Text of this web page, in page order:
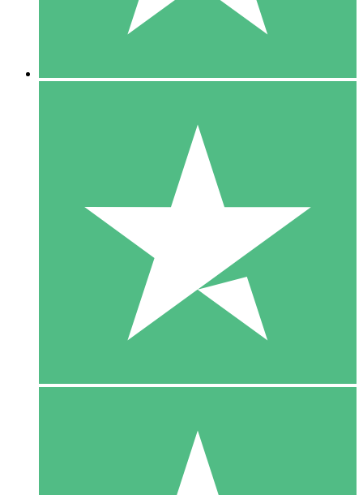
10 Descargas
20 00